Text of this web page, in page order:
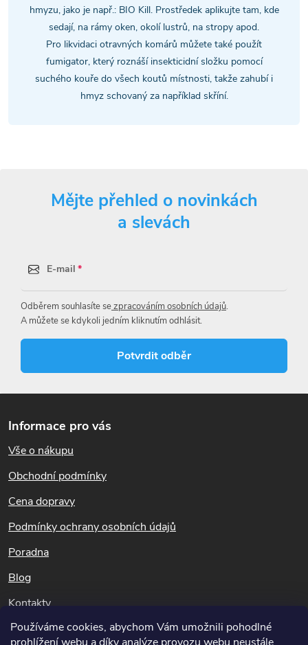
Používáme cookies, abychom Vám umožnili pohodlné
hmyzu, jako je např.: BIO Kill. Prostředek aplikujte tam, kde
sedají, na rámy oken, okolí lustrů, na stropy apod.
Pro likvidaci otravných komárů můžete také použít
fumigator, který roznáší insekticidní složku pomocí
suchého kouře do všech koutů místnosti, takže zahubí i
hmyz schovaný za například skříní.
Mějte přehled o novinkách
a slevách
E-mail
Odběrem souhlasíte sezpracováním osobních údajů.
A můžete se kdykoli jedním kliknutím odhlásit.
Potvrdit odběr
Informace pro vás
Vše o nákupu
Obchodní podmínky
Cena dopravy
Podmínky ochrany osobních údajů
Poradna
Blog
Kontakty
Dotazy k objednávkám